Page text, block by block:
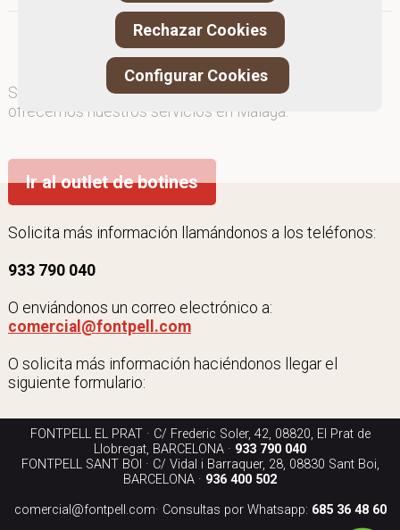
Somos especialistas en Outlet de botines
ofrecemos nuestros servicios en Málaga.
Ir al outlet de botines
Solicita más información llamándonos a los teléfonos:
933 790 040
O enviándonos un correo electrónico a:
comercial@fontpell.com
O solicita más información haciéndonos llegar el
siguiente formulario:
FONTPELL EL PRAT · C/ Frederic Soler, 42, 08820, El Prat de
Llobregat, BARCELONA · 933 790 040
FONTPELL SANT BOI · C/ Vidal i Barraquer, 28, 08830 Sant Boi,
BARCELONA · 936 400 502
comercial@fontpell.com· Consultas por Whatsapp: 685 36 48 60
Rechazar Cookies
Configurar Cookies